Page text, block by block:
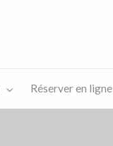
Réserver en ligne